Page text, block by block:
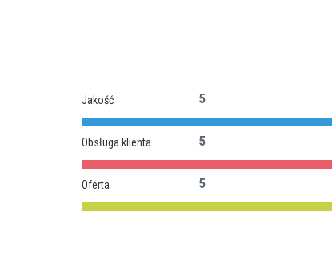
Jakość 5
Obsługa klienta 5
Oferta 5